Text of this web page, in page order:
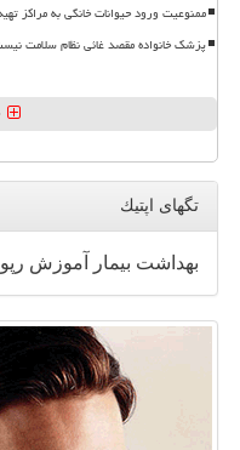
ممنوعیت ورود حیوانات خانگی به مراکز
پزشک خانواده مقصد غائی نظام سلامت
تگهای اپتیك
بهداشت بیمار آموزش